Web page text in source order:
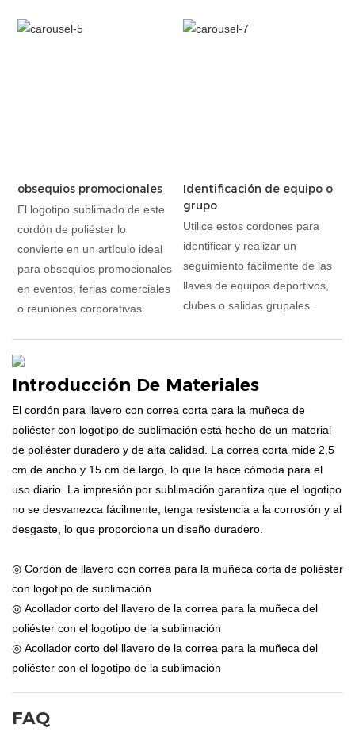
obsequios promocionales
El logotipo sublimado de este
cordón de poliéster lo
convierte en un artículo ideal
para obsequios promocionales
en eventos, ferias comerciales
o reuniones corporativas.
Identificación de equipo o
grupo
Utilice estos cordones para
identificar y realizar un
seguimiento fácilmente de las
llaves de equipos deportivos,
clubes o salidas grupales.
Introducción De Materiales
El cordón para llavero con correa corta para la muñeca de
poliéster con logotipo de sublimación está hecho de un material
de poliéster duradero y de alta calidad. La correa corta mide 2,5
cm de ancho y 15 cm de largo, lo que la hace cómoda para el
uso diario. La impresión por sublimación garantiza que el logotipo
no se desvanezca fácilmente, tenga resistencia a la corrosión y al
desgaste, lo que proporciona un diseño duradero.
◎ Cordón de llavero con correa para la muñeca corta de poliéster
con logotipo de sublimación
◎ Acollador corto del llavero de la correa para la muñeca del
poliéster con el logotipo de la sublimación
◎ Acollador corto del llavero de la correa para la muñeca del
poliéster con el logotipo de la sublimación
FAQ